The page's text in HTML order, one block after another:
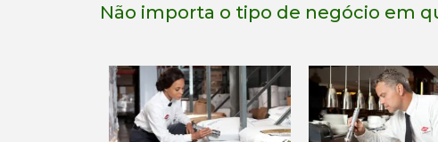
Não importa o tipo de negócio em